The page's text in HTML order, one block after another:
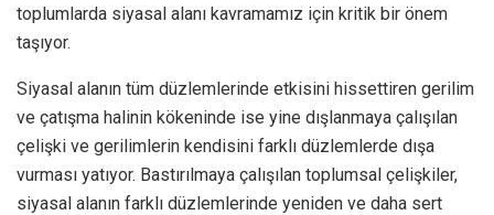
toplumlarda siyasal alanı kavramamız için kritik bir önem
taşıyor.
Siyasal alanın tüm düzlemlerinde etkisini hissettiren gerilim
ve çatışma halinin kökeninde ise yine dışlanmaya çalışılan
çelişki ve gerilimlerin kendisini farklı düzlemlerde dışa
vurması yatıyor. Bastırılmaya çalışılan toplumsal çelişkiler,
siyasal alanın farklı düzlemlerinde yeniden ve daha sert